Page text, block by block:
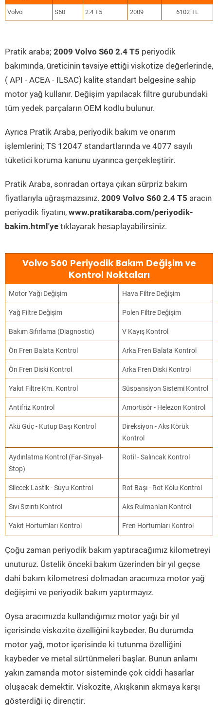
Volvo S60 2.4 T5 2009 6102 TL
Pratik araba; 2009 Volvo S60 2.4 T5 periyodik
bakımında, üreticinin tavsiye ettiği viskotize değerlerinde,
( API - ACEA - ILSAC) kalite standart belgesine sahip
motor yağ kullanır. Değişim yapılacak filtre gurubundaki
tüm yedek parçaların OEM kodlu bulunur.
Ayrıca Pratik Araba, periyodik bakım ve onarım
işlemlerini; TS 12047 standartlarında ve 4077 sayılı
tüketici koruma kanunu uyarınca gerçekleştirir.
Pratik Araba, sonradan ortaya çıkan sürpriz bakım
fiyatlarıyla uğraşmazsınız. 2009 Volvo S60 2.4 T5 aracın
periyodik fiyatını, www.pratikaraba.com/periyodik-
bakim.html'ye tıklayarak hesaplayabilirsiniz.
Volvo S60 Periyodik Bakım Değişim ve
Kontrol Noktaları
Motor Yağı Değişim Hava Filtre Değişim
Yağ Filtre Değişim Polen Filtre Değişim
Bakım Sıfırlama (Diagnostic) V Kayış Kontrol
Ön Fren Balata Kontrol Arka Fren Balata Kontrol
Ön Fren Diski Kontrol Arka Fren Diski Kontrol
Yakıt Filtre Km. Kontrol Süspansiyon Sistemi Kontrol
Antifriz Kontrol Amortisör - Helezon Kontrol
Akü Güç - Kutup Başı Kontrol
Direksiyon - Aks Körük
Kontrol
Aydınlatma Kontrol (Far-Sinyal-
Stop)
Rotil - Salıncak Kontrol
Silecek Lastik - Suyu Kontrol Rot Başı - Rot Kolu Kontrol
Sıvı Sızıntı Kontrol Aks Rulmanları Kontrol
Yakıt Hortumları Kontrol Fren Hortumları Kontrol
Çoğu zaman periyodik bakım yaptıracağımız kilometreyi
unuturuz. Üstelik önceki bakım üzerinden bir yıl geçse
dahi bakım kilometresi dolmadan aracımıza motor yağ
değişimi ve periyodik bakım yaptırmayız.
Oysa aracımızda kullandığımız motor yağı bir yıl
içerisinde viskozite özelliğini kaybeder. Bu durumda
motor yağ, motor içerisinde ki tutunma özelliğini
kaybeder ve metal sürtünmeleri başlar. Bunun anlamı
yakın zamanda motor sisteminde çok ciddi hasarlar
oluşacak demektir. Viskozite, Akışkanın akmaya karşı
gösterdiği iç dirençtir.